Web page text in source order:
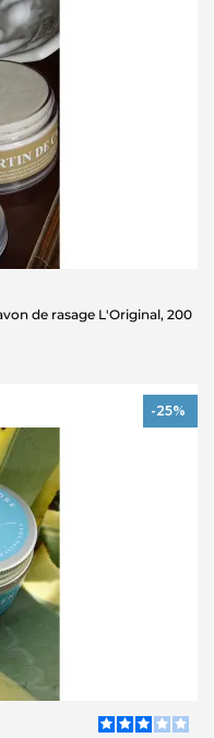
de rasage L'Original, 200
-25%